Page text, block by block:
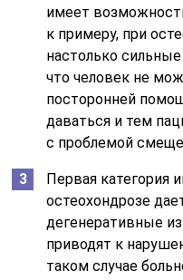
имеет
к примеру, при
настолько
что человек не
посторонней
даваться и тем
с проблемой
Первая категория
остеохондрозе
дегенеративные
приводят к
таком случае